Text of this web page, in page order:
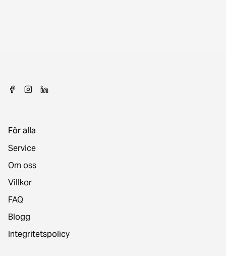
För alla
Service
Om oss
Villkor
FAQ
Blogg
Integritetspolicy